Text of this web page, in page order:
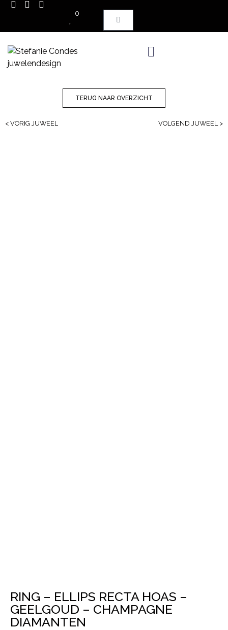
0
TERUG NAAR OVERZICHT
< VORIG JUWEEL VOLGEND JUWEEL >
RING – ELLIPS RECTA HOAS –
GEELGOUD – CHAMPAGNE
DIAMANTEN